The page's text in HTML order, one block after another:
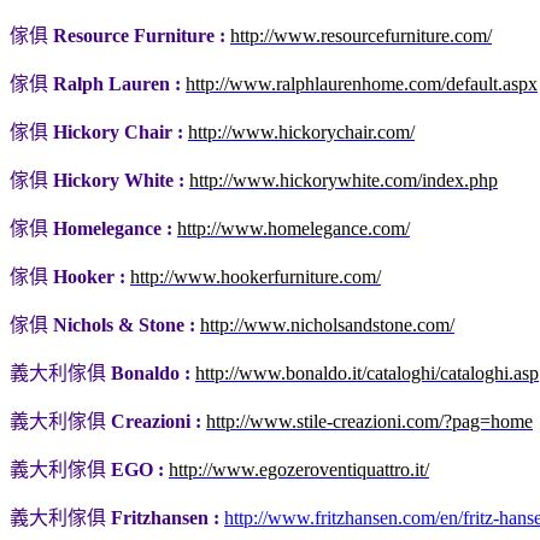
傢俱 Resource Furniture : http://www.resourcefurniture.com/
傢俱 Ralph Lauren : http://www.ralphlaurenhome.com/default.aspx
傢俱 Hickory Chair : http://www.hickorychair.com/
傢俱 Hickory White : http://www.hickorywhite.com/index.php
傢俱 Homelegance : http://www.homelegance.com/
傢俱 Hooker : http://www.hookerfurniture.com/
傢俱 Nichols & Stone : http://www.nicholsandstone.com/
義大利傢俱 Bonaldo : http://www.bonaldo.it/cataloghi/cataloghi.asp
義大利傢俱 Creazioni : http://www.stile-creazioni.com/?pag=home
義大利傢俱 EGO : http://www.egozeroventiquattro.it/
義大利傢俱 Fritzhansen : http://www.fritzhansen.com/en/fritz-